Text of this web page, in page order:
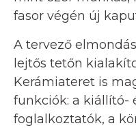
fasor végén új
A tervező
lejtős tetőn
Kerámiateret is
funkciók: a kiállító-
foglalkoztatók, a